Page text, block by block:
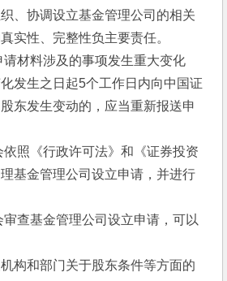
协调设立基金管理公司的相关
实性、完整性负主要责任。
材料涉及的事项发生重大变化
发生之日起5个工作日内向中国证
东发生变动的，应当重新报送申
照《行政许可法》和《证券投资
基金管理公司设立申请，并进行
查基金管理公司设立申请，可以
和部门关于股东条件等方面的